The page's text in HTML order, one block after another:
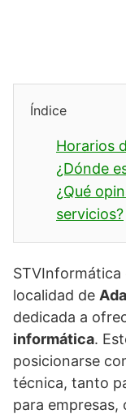
Índice
Horarios
¿Dónde
¿Qué
servicios?
STVInformática
localidad de
dedicada a
informática.
posicionarse
técnica, tanto
para